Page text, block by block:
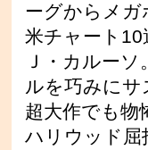
ーグからメガ
米チャート
Ｊ・カルー
ルを巧みに
超大作でも物
ハリウッド屈